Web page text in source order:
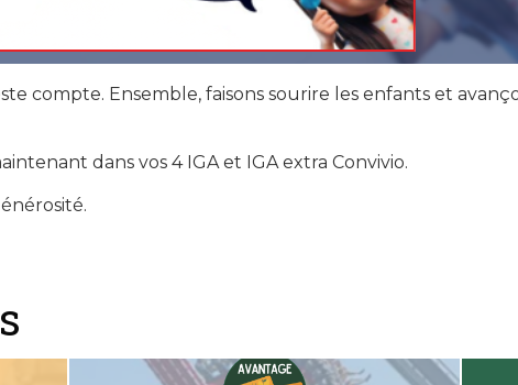
compte. Ensemble, faisons sourire les enfants et
dans vos 4 IGA et IGA extra Convivio.